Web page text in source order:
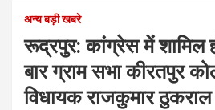
अन्य बड़ी खबरे
रूद्रपुर: कांग्रेस में शामिल
बार ग्राम सभा कीरतपुर
विधायक राजकुमार ठुकराल